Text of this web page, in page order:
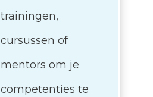
trainingen,
cursussen of
mentors om je
competenties te